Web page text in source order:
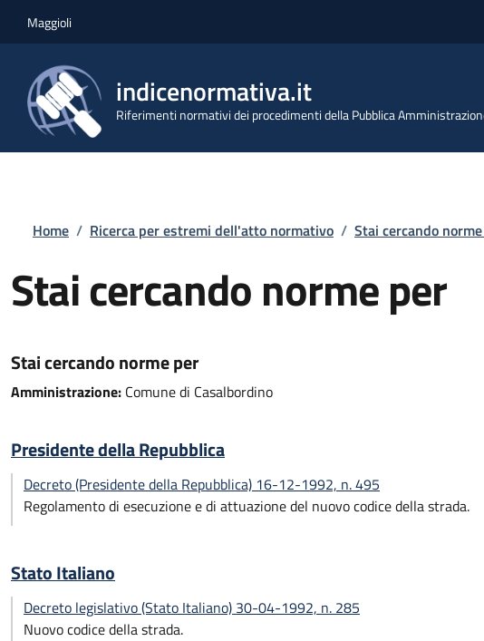
Maggioli
indicenormativa.it
Riferimenti normativi dei procedimenti della Pubblica
Briciole di pane
Home / Ricerca per estremi dell'atto normativo / Stai cercando
Stai cercando norme per
Stai cercando norme per
Amministrazione: Comune di Casalbordino
Presidente della Repubblica
Decreto (Presidente della Repubblica) 16-12-1992, n. 495
Regolamento di esecuzione e di attuazione del nuovo codice della strada.
Stato Italiano
Decreto legislativo (Stato Italiano) 30-04-1992, n. 285
Nuovo codice della strada.